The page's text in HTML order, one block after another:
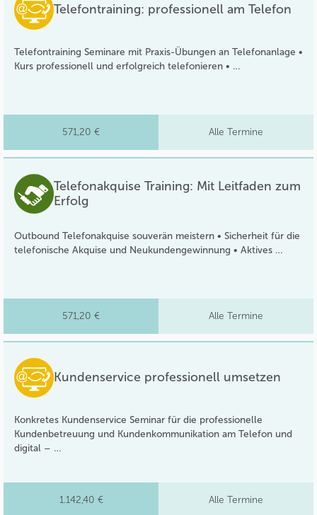
Telefontraining: professionell am Telefon
Telefontraining Seminare mit Praxis-Übungen an Telefonanlage •
Kurs professionell und erfolgreich telefonieren • …
571,20 € Alle Termine
Telefonakquise Training: Mit Leitfaden zum
Erfolg
Outbound Telefonakquise souverän meistern • Sicherheit für die
telefonische Akquise und Neukundengewinnung • Aktives …
571,20 € Alle Termine
Kundenservice professionell umsetzen
Konkretes Kundenservice Seminar für die professionelle
Kundenbetreuung und Kundenkommunikation am Telefon und
digital – …
1.142,40 € Alle Termine